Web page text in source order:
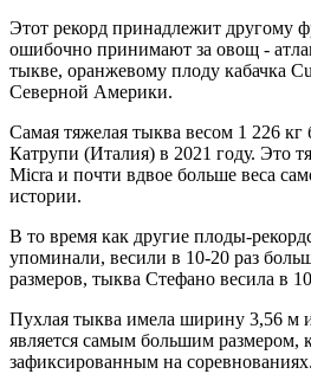
Этот рекорд принадлежит другому
ошибочно принимают за овощ -
тыкве, оранжевому плоду кабачка
Северной Америки.
Самая тяжелая тыква весом 1 226
Катрупи (Италия) в 2021 году. Это
Micra и почти вдвое больше веса
истории.
В то время как другие плоды-
упоминали, весили в 10-20 раз
размеров, тыква Стефано весила в
Пухлая тыква имела ширину 3,56 м
является самым большим размером,
зафиксированным на соревнованиях.